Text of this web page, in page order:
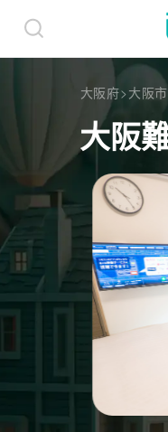
大阪府>大阪
大阪